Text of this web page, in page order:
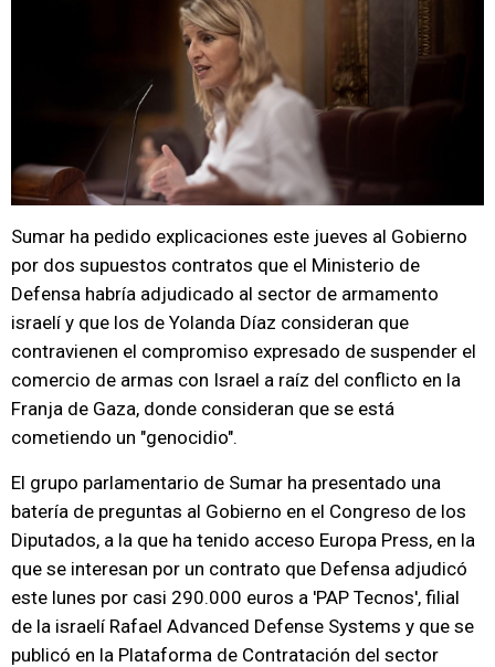
Sumar ha pedido explicaciones este jueves al Gobierno
por dos supuestos contratos que el Ministerio de
Defensa habría adjudicado al sector de armamento
israelí y que los de Yolanda Díaz consideran que
contravienen el compromiso expresado de suspender el
comercio de armas con Israel a raíz del conflicto en la
Franja de Gaza, donde consideran que se está
cometiendo un "genocidio".
El grupo parlamentario de Sumar ha presentado una
batería de preguntas al Gobierno en el Congreso de los
Diputados, a la que ha tenido acceso Europa Press, en la
que se interesan por un contrato que Defensa adjudicó
este lunes por casi 290.000 euros a 'PAP Tecnos', filial
de la israelí Rafael Advanced Defense Systems y que se
publicó en la Plataforma de Contratación del sector